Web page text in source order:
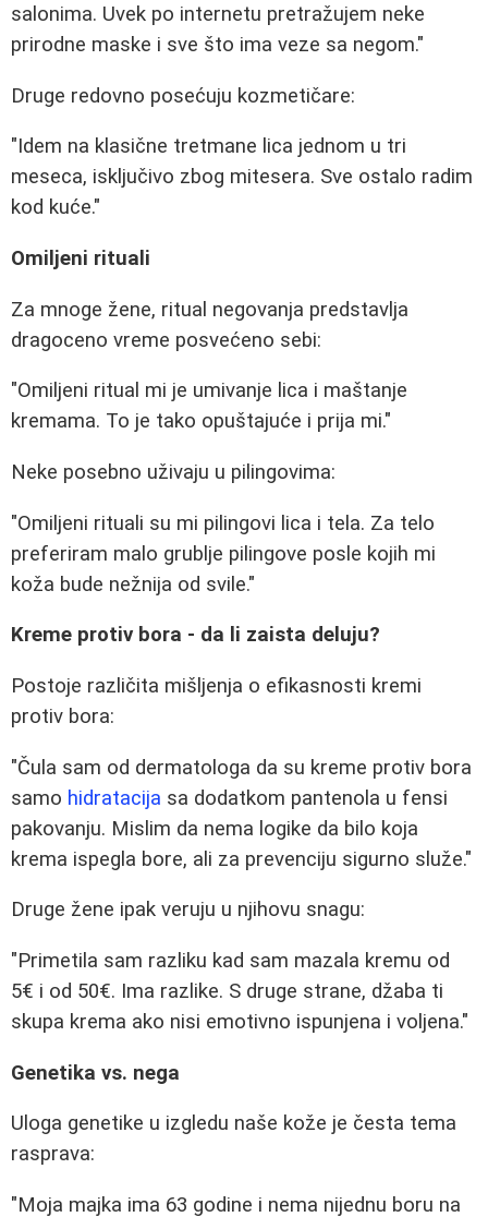
salonima. Uvek po internetu pretražujem neke
prirodne maske i sve što ima veze sa negom."
Druge redovno posećuju kozmetičare:
"Idem na klasične tretmane lica jednom u tri
meseca, isključivo zbog mitesera. Sve ostalo radim
kod kuće."
Omiljeni rituali
Za mnoge žene, ritual negovanja predstavlja
dragoceno vreme posvećeno sebi:
"Omiljeni ritual mi je umivanje lica i maštanje
kremama. To je tako opuštajuće i prija mi."
Neke posebno uživaju u pilingovima:
"Omiljeni rituali su mi pilingovi lica i tela. Za telo
preferiram malo grublje pilingove posle kojih mi
koža bude nežnija od svile."
Kreme protiv bora - da li zaista deluju?
Postoje različita mišljenja o efikasnosti kremi
protiv bora:
"Čula sam od dermatologa da su kreme protiv bora
samo hidratacija sa dodatkom pantenola u fensi
pakovanju. Mislim da nema logike da bilo koja
krema ispegla bore, ali za prevenciju sigurno služe."
Druge žene ipak veruju u njihovu snagu:
"Primetila sam razliku kad sam mazala kremu od
5€ i od 50€. Ima razlike. S druge strane, džaba ti
skupa krema ako nisi emotivno ispunjena i voljena."
Genetika vs. nega
Uloga genetike u izgledu naše kože je česta tema
rasprava:
"Moja majka ima 63 godine i nema nijednu boru na